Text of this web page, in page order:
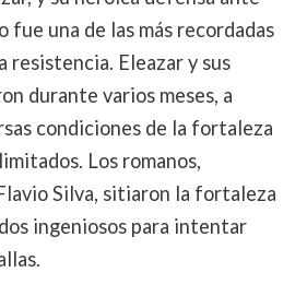
fue una de las más recordadas
resistencia. Eleazar y sus
durante varios meses, a
condiciones de la fortaleza
Los romanos,
Silva, sitiaron la fortaleza
ingeniosos para intentar